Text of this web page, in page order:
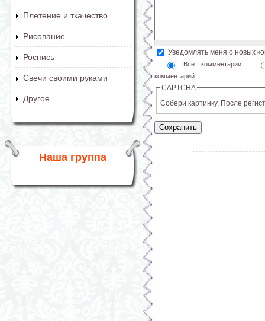
Плетение и ткачество
Рисование
Роспись
Свечи своими руками
Другое
Наша группа
Уведомлять меня о новых
Все комментарии
комментарий
CAPTCHA
Собери картинку. После